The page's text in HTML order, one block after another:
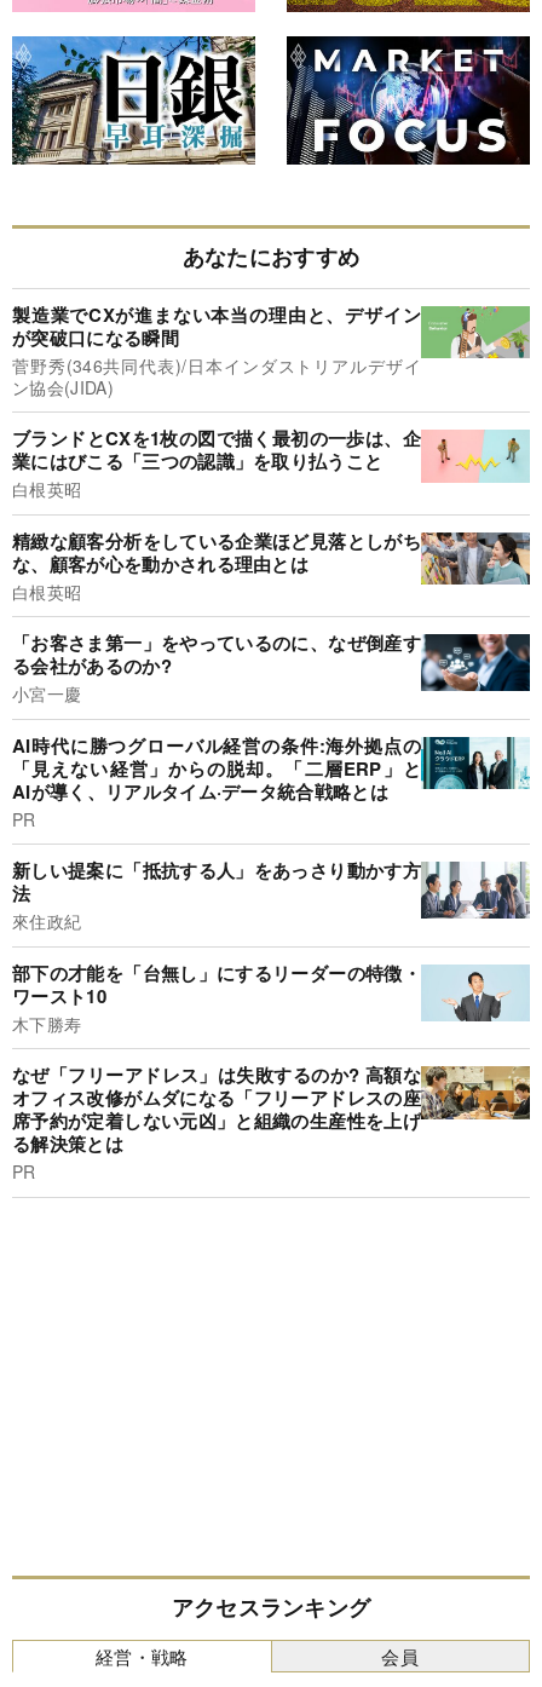
あなたにおすすめ
製造業でCXが進まない本当の理由と、デザイン
が突破口になる瞬間
菅野秀(346共同代表)/日本インダストリアルデザイ
ン協会(JIDA)
ブランドとCXを1枚の図で描く最初の一歩は、企
業にはびこる「三つの認識」を取り払うこと
白根英昭
精緻な顧客分析をしている企業ほど見落としがち
な、顧客が心を動かされる理由とは
白根英昭
「お客さま第一」をやっているのに、なぜ倒産す
る会社があるのか?
小宮一慶
AI時代に勝つグローバル経営の条件:海外拠点の
「見えない経営」からの脱却。「二層ERP」と
AIが導く、リアルタイム·データ統合戦略とは
PR
新しい提案に「抵抗する人」をあっさり動かす方
法
來住政紀
部下の才能を「台無し」にするリーダーの特徴・
ワースト10
木下勝寿
なぜ「フリーアドレス」は失敗するのか? 高額な
オフィス改修がムダになる「フリーアドレスの座
席予約が定着しない元凶」と組織の生産性を上げ
る解決策とは
PR
アクセスランキング
経営・戦略 会員